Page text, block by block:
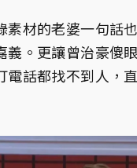
素材的老婆一句話
。更讓曾治豪傻
電話都找不到人，